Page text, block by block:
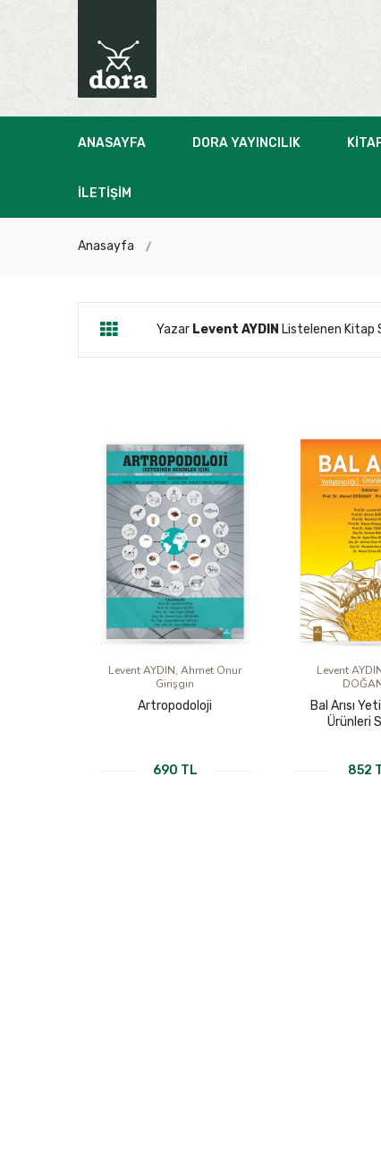
ANASAYFA DORA YAYINCILIK
İLETIŞIM
Anasayfa
Yazar Levent AYDIN Listelenen Kitap
Levent AYDIN, Ahmet Onur
Girişgin
Artropodoloji
690 TL
Levent
Bal Arısı
Ürünleri
852